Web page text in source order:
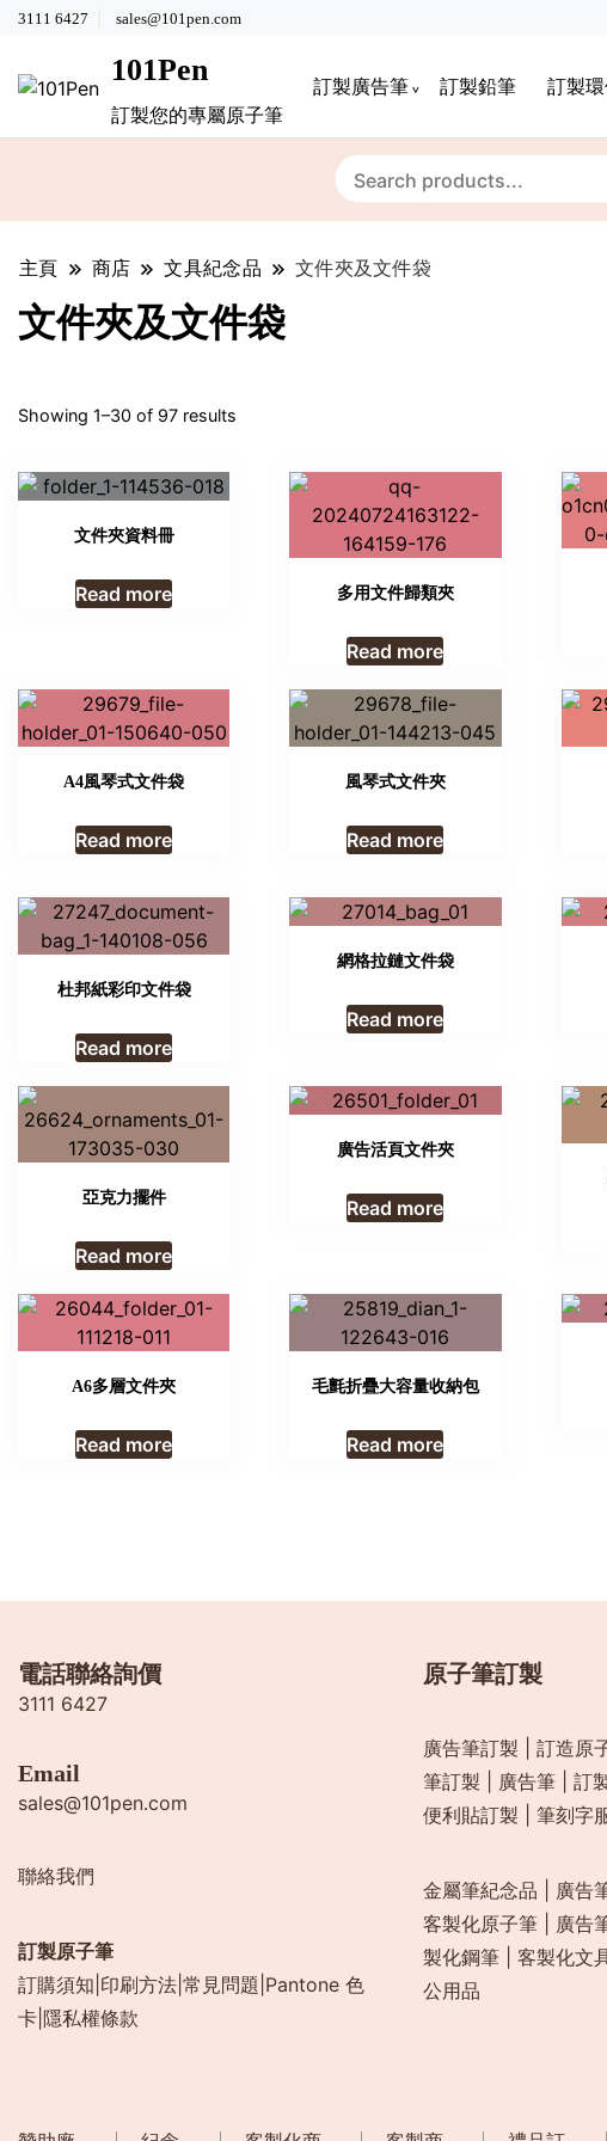
3111 6427 sales@101pen.com
101Pen
訂製您的專屬原子筆
訂製廣告筆 訂製鉛筆 訂製
主頁 商店 文具紀念品 文件夾及文件袋
文件夾及文件袋
Showing 1–30 of 97 results
文件夾資料冊
Read more 多用文件歸類夾
Read more
A4風琴式文件袋
Read more
風琴式文件夾
Read more
杜邦紙彩印文件袋
Read more
網格拉鏈文件袋
Read more
亞克力擺件
Read more
廣告活頁文件夾
Read more
A6多層文件夾
Read more
毛氈折疊大容量收納包
Read more
電話聯絡詢價
3111 6427
Email
sales@101pen.com
聯絡我們
訂製原子筆
訂購須知 印刷方法 常見問題 Pantone 色
卡 隱私權條款
原子筆訂製
廣告筆訂製 訂造原
筆訂製
廣告筆| 訂
便利貼訂製
筆刻字
金屬筆紀念品 廣告
客製化原子筆| 廣告
製化鋼筆| 客製化文
公用品